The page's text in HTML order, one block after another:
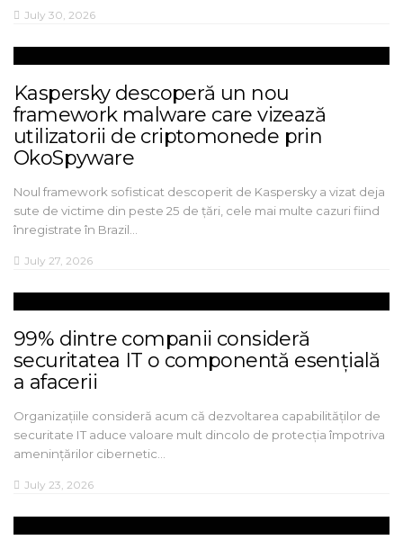
July 30, 2026
Kaspersky descoperă un nou
framework malware care vizează
utilizatorii de criptomonede prin
OkoSpyware
Noul framework sofisticat descoperit de Kaspersky a vizat deja
sute de victime din peste 25 de țări, cele mai multe cazuri fiind
înregistrate în Brazil…
July 27, 2026
99% dintre companii consideră
securitatea IT o componentă esențială
a afacerii
Organizațiile consideră acum că dezvoltarea capabilităților de
securitate IT aduce valoare mult dincolo de protecția împotriva
amenințărilor cibernetic…
July 23, 2026